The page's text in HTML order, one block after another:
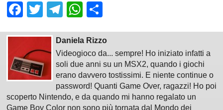
Facebook
TwitterTelegram
WhatsApp
Daniela Rizzo
Videogioco da... sempre! Ho iniziato infatti a
soli due anni su un MSX2, quando i giochi
erano davvero tostissimi. E niente continue o
password! Quanti Game Over, ragazzi! Ho poi
scoperto Nintendo, e da quando mi hanno regalato un
Game Boy Color non sono più tornata dal Mondo dei